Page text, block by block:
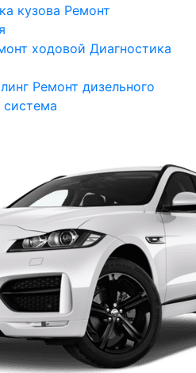
кузова Ремонт
ходовой Диагностика
Ремонт дизельного